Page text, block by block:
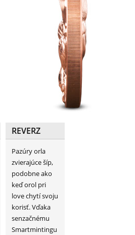
REVERZ
Pazúry orla
zvierajúce šíp,
podobne ako
keď orol pri
love chytí svoju
korisť. Vďaka
senzačnému
Smartmintingu